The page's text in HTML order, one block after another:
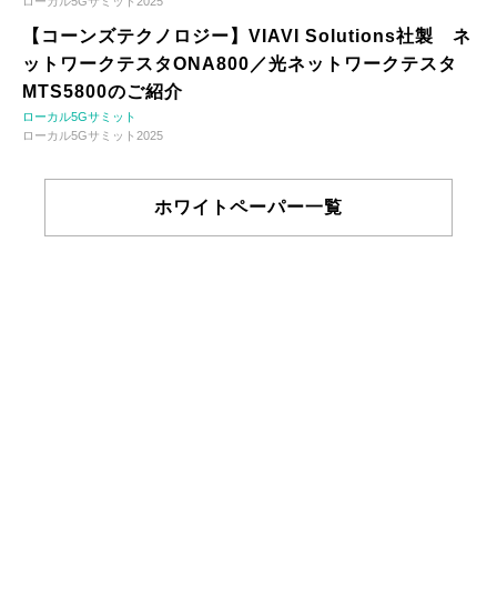
【コーンズテクノロジー】VIAVI Solutions社製 ネ
ットワークテスタONA800／光ネットワークテスタ
MTS5800のご紹介
ローカル5Gサミット
ローカル5Gサミット2025
ホワイトペーパー一覧